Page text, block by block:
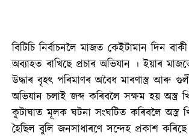
বিটিচি নিৰ্বাচনলৈ মাজত কেইটামান দিন
অব্যাহত ৰাখিছে প্ৰচাৰ অভিযান । ইয়াৰ
উদ্ধাৰ বৃহৎ পৰিমাণৰ অবৈধ মাৰণাস্ত্ৰ আৰু
অভিযান চলাই জব্দ কৰিবলৈ সক্ষম হয় অস্ত্ৰ
কুটাঘাত মূলক ঘটনা সংঘটিত কৰিবলৈ অস্ত্ৰ
হৈছিল বুলি জনসাধাৰণে সন্দেহ প্ৰকাশ